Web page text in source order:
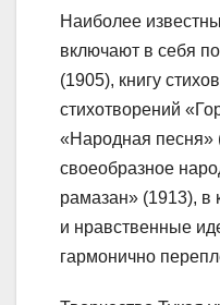
Наиболее
включают в себя
(1905), книгу
стихотворений
«Народная песня»
своеобразное
рамазан» (1913), в
и нравственные
гармонично